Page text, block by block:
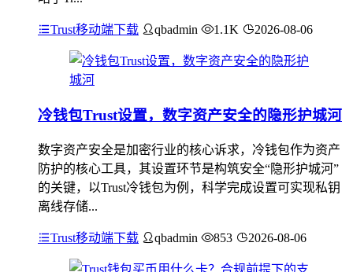
Trust移动端下载 qbadmin 1.1K 2026-08-06
冷钱包Trust设置，数字资产安全的隐形护城河
数字资产安全是加密行业的核心诉求，冷钱包作为资产
防护的核心工具，其设置环节是构筑安全“隐形护城河”
的关键，以Trust冷钱包为例，科学完成设置可实现私钥
离线存储...
Trust移动端下载 qbadmin 853 2026-08-06